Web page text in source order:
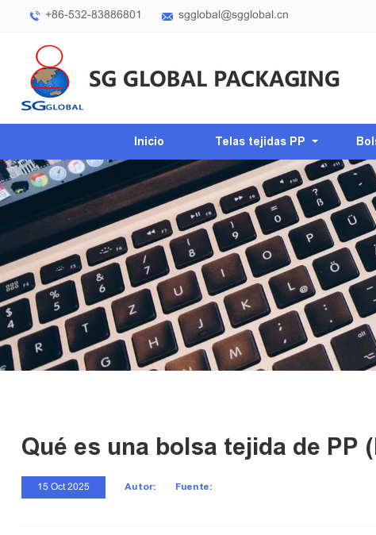
+86-532-83886801 sgglobal@sgglobal.cn
Inicio Telas tejidas PP
Qué es una bolsa tejida de
15 Oct 2025 Autor: Fuente: